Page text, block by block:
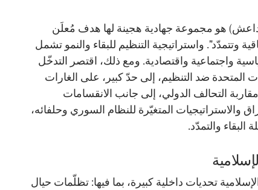
(داعش) هو مجموعة جهادية هجينة لها هدف مُعلَن
وتتمدّد". واستراتيجية التنظيم للبقاء والنمو تشمل
واجتماعية واقتصادية. ومع ذلك، اقتصر التدخّل
المتحدة ضد التنظيم، إلى حدّ كبير، على الغارات
التحالف الدولي، إلى جانب الانقسامات
والاستراتيجيات المتغيّرة للنظام السوري وحلفائه،
والتمدّد.
تحديات داخلية كبيرة، بما فيها: تظلّمات حيال